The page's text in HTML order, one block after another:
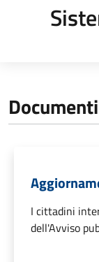
I cittadini
dell'Avviso